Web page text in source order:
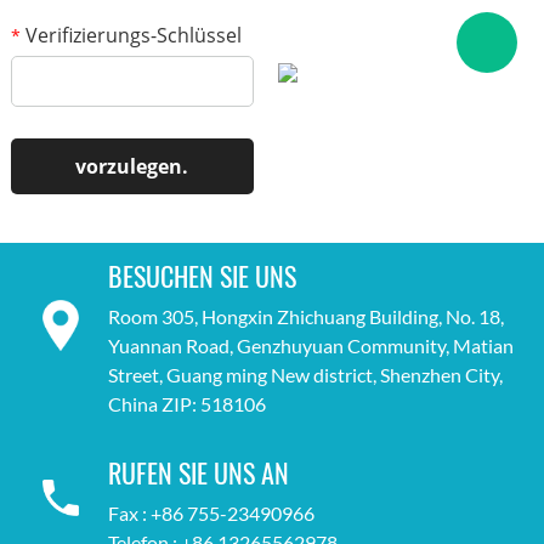
* Verifizierungs-Schlüssel
BESUCHEN SIE UNS
Room 305, Hongxin Zhichuang Building, No. 18,
Yuannan Road, Genzhuyuan Community, Matian
Street, Guang ming New district, Shenzhen City,
China ZIP: 518106
RUFEN SIE UNS AN
Fax : +86 755-23490966